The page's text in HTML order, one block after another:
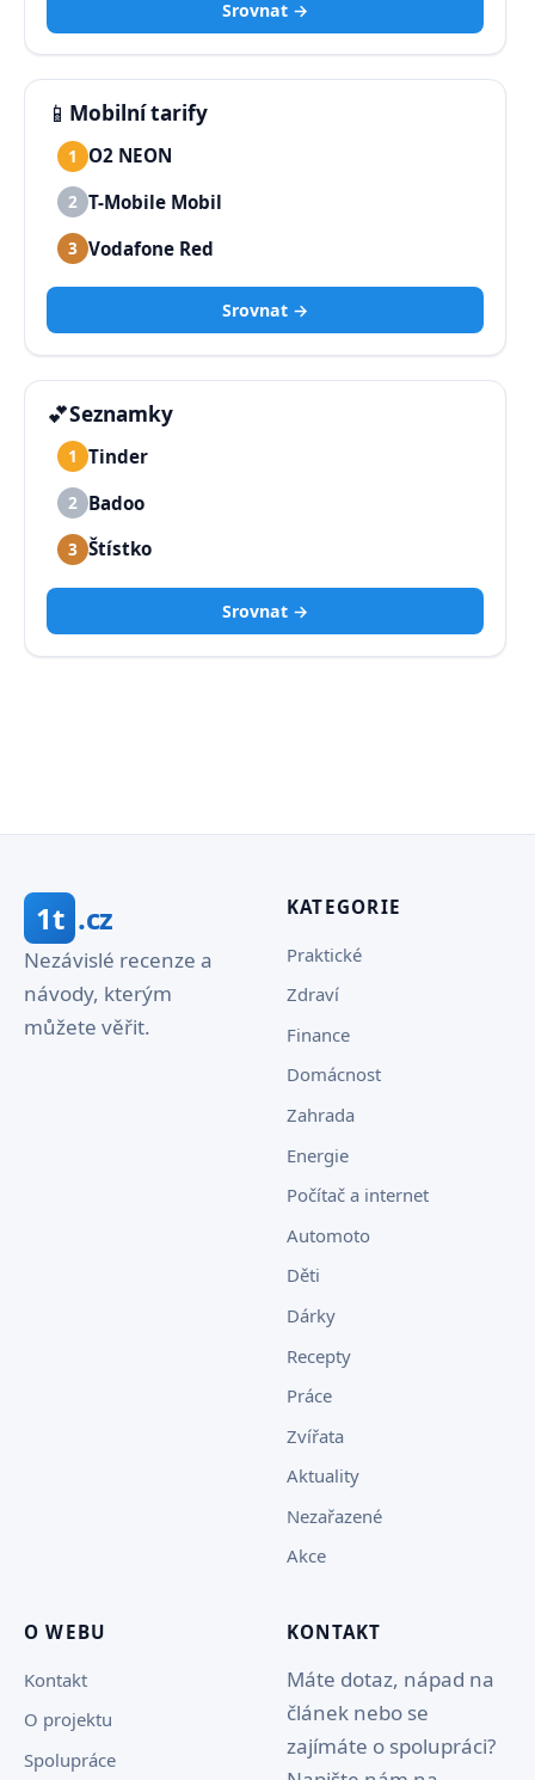
Srovnat →
📱 Mobilní tarify
1 O2 NEON
2 T-Mobile Mobil
3 Vodafone Red
Srovnat →
💕Seznamky
1 Tinder
2 Badoo
3 Štístko
Srovnat →
1t .cz
Nezávislé recenze a
návody, kterým
můžete věřit.
KATEGORIE
Praktické
Zdraví
Finance
Domácnost
Zahrada
Energie
Počítač a internet
Automoto
Děti
Dárky
Recepty
Práce
Zvířata
Aktuality
Nezařazené
Akce
O WEBU
Kontakt
O projektu
Spolupráce
KONTAKT
Máte dotaz, nápad na
článek nebo se
zajímáte o spolupráci?